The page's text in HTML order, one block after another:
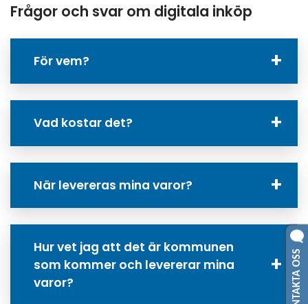
Frågor och svar om digitala inköp
För vem?
Vad kostar det?
När levereras mina varor?
Hur vet jag att det är kommunen
som kommer och levererar mina
varor?
KONTAKTA OSS